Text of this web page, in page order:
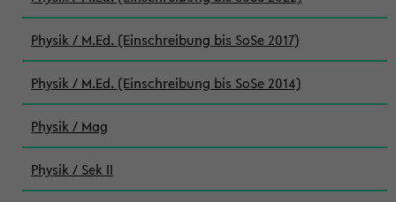
Physik / M.Ed. (Einschreibung bis SoSe 2017)
Physik / M.Ed. (Einschreibung bis SoSe 2014)
Physik / Mag
Physik / Sek II